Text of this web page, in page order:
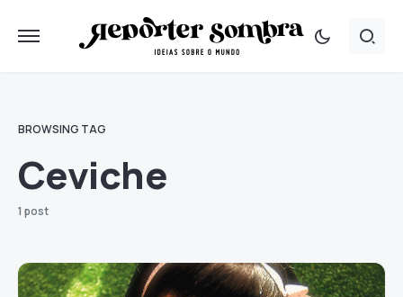
BROWSING TAG
Ceviche
1 post